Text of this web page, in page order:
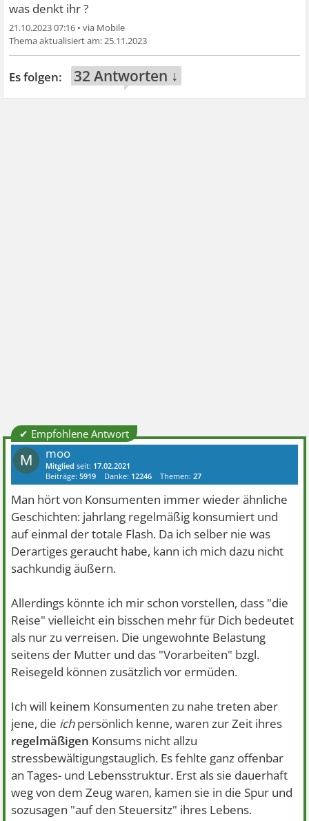
was denkt ihr ?
21.10.2023 07:16 •
25.11.2023
32 Antworten ↓
✔ Empfohlene Antwort
M moo
Mitglied seit: 17.02.2021
Beiträge:5919 Danke: 12246 Themen:27
Man hört von Konsumenten immer wieder ähnliche
Geschichten: jahrlang regelmäßig konsumiert und
auf einmal der totale Flash. Da ich selber nie was
Derartiges geraucht habe, kann ich mich dazu nicht
sachkundig äußern.
Allerdings könnte ich mir schon vorstellen, dass "die
Reise" vielleicht ein bisschen mehr für Dich bedeutet
als nur zu verreisen. Die ungewohnte Belastung
seitens der Mutter und das "Vorarbeiten" bzgl.
Reisegeld können zusätzlich vor ermüden.
Ich will keinem Konsumenten zu nahe treten aber
jene, die ichpersönlich kenne, waren zur Zeit ihres
regelmäßigen Konsums nicht allzu
stressbewältigungstauglich. Es fehlte ganz offenbar
an Tages- und Lebensstruktur. Erst als sie dauerhaft
weg von dem Zeug waren, kamen sie in die Spur und
sozusagen "auf den Steuersitz" ihres Lebens.